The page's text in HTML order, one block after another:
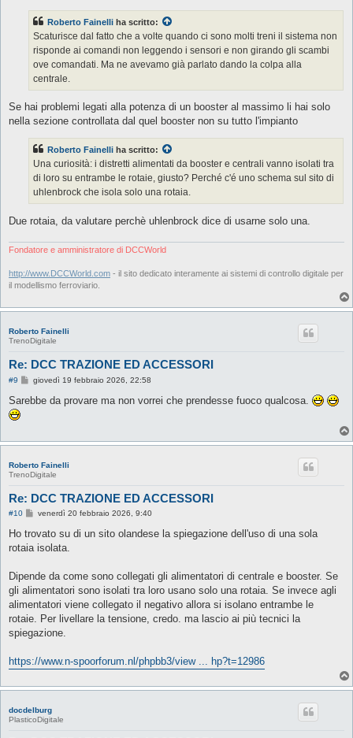
a
g
g
o
Roberto Fainelli ha scritto:
Scaturisce dal fatto che a volte quando ci sono molti treni il sistema non
risponde ai comandi non leggendo i sensori e non girando gli scambi
ove comandati. Ma ne avevamo già parlato dando la colpa alla
centrale.
Se hai problemi legati alla potenza di un booster al massimo li hai solo
nella sezione controllata dal quel booster non su tutto l'impianto
Roberto Fainelli ha scritto:
Una curiosità: i distretti alimentati da booster e centrali vanno isolati tra
di loro su entrambe le rotaie, giusto? Perché c'é uno schema sul sito di
uhlenbrock che isola solo una rotaia.
Due rotaia, da valutare perchè uhlenbrock dice di usarne solo una.
Fondatore e amministratore di DCCWorld
http://www.DCCWorld.com - il sito dedicato interamente ai sistemi di controllo digitale per
il modellismo ferroviario.
Roberto Fainelli
TrenoDigitale
Re: DCC TRAZIONE ED ACCESSORI
#9
M
s
i
giovedì 19 febbraio 2026, 22:58
Sarebbe da provare ma non vorrei che prendesse fuoco qualcosa.
Roberto Fainelli
TrenoDigitale
Re: DCC TRAZIONE ED ACCESSORI
#10
M
s
a
i
o
venerdì 20 febbraio 2026, 9:40
Ho trovato su di un sito olandese la spiegazione dell'uso di una sola
rotaia isolata.
Dipende da come sono collegati gli alimentatori di centrale e booster. Se
gli alimentatori sono isolati tra loro usano solo una rotaia. Se invece agli
alimentatori viene collegato il negativo allora si isolano entrambe le
rotaie. Per livellare la tensione, credo. ma lascio ai più tecnici la
spiegazione.
https://www.n-spoorforum.nl/phpbb3/view ... hp?t=12986
docdelburg
PlasticoDigitale